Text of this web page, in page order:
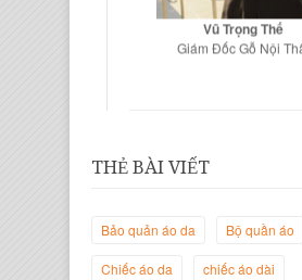
Vũ Trọng Thế
Giám Đốc Gỗ Nội Thất
THẺ BÀI VIẾT
Bảo quản áo da Bộ quần áo
Chiếc áo da chiếc áo dài